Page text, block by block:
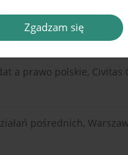
Zgadzam się
[w:] „Polska
a prawo polskie, Civitas
pośrednich,